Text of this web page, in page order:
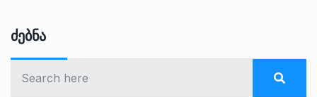
Ძებნა